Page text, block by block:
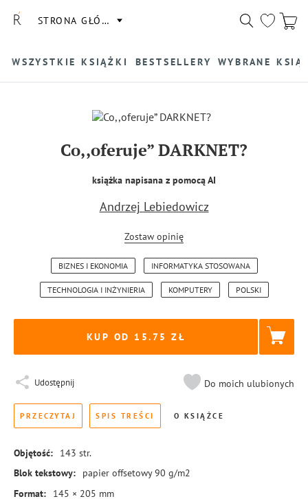
STRONA GŁÓWNA
WSZYSTKIE KSIĄŻKI BESTSELLERY WYBRANE
Co,,oferuje” DARKNET?
książka napisana z pomocą AI
Andrzej Lebiedowicz
Zostaw opinię
BIZNES I EKONOMIA INFORMATYKA STOSOWANA
TECHNOLOGIA I INŻYNIERIA KOMPUTERY POLSKI
KUP OD 15.75
Udostępnij Do moich ulubionych
PRZECZYTAJ SPIS TREŚCI O KSIĄŻCE
Objętość: 143 str.
Blok tekstowy:
papier offsetowy 90 g/m2
Format:
145 × 205 mm